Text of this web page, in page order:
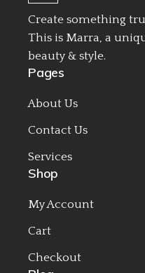
Create something
This is Marra, a
beauty & style.
Pages
About Us
Contact Us
Services
Shop
My Account
Cart
Checkout